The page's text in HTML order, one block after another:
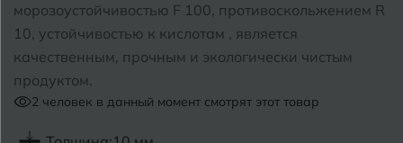
морозоустойчивостью F 100, противоскольжением R
10, устойчивостью к кислотам , является
качественным, прочным и экологически чистым
продуктом.
2 человек в данный момент смотрят этот товар
Белореченск
Боровичи
Брянск
Бугульма
Рыбинск
Рязань